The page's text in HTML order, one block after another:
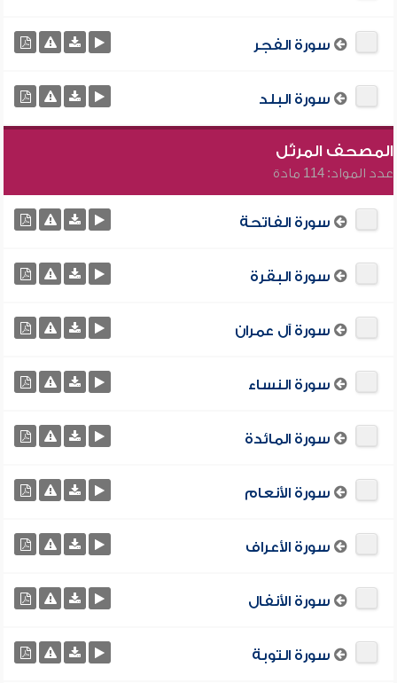
سورة الفجر
سورة البلد
المصحف المرتّل
عدد المواد: 114 مادة
سورة الفاتحة
سورة البقرة
سورة آل عمران
سورة النساء
سورة المائدة
سورة الأنعام
سورة الأعراف
سورة الأنفال
سورة التوبة